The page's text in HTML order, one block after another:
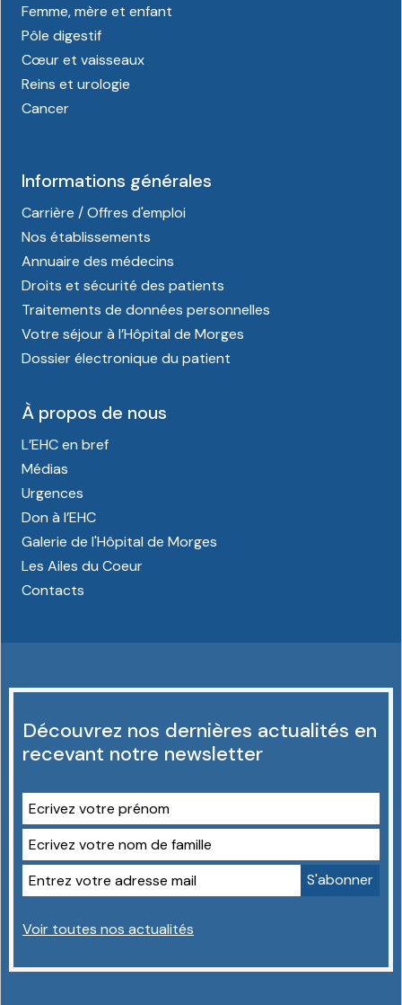
Femme, mère et enfant
Pôle digestif
Cœur et vaisseaux
Reins et urologie
Cancer
Informations générales
Carrière / Offres d'emploi
Nos établissements
Annuaire des médecins
Droits et sécurité des patients
Traitements de données personnelles
Votre séjour à l’Hôpital de Morges
Dossier électronique du patient
À propos de nous
L’EHC en bref
Médias
Urgences
Don à l’EHC
Galerie de l'Hôpital de Morges
Les Ailes du Coeur
Contacts
Découvrez nos dernières actualités en
recevant notre newsletter
Voir toutes nos actualités